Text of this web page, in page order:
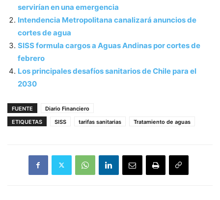
servirían en una emergencia
Intendencia Metropolitana canalizará anuncios de
cortes de agua
SISS formula cargos a Aguas Andinas por cortes de
febrero
Los principales desafíos sanitarios de Chile para el
2030
FUENTE
Diario Financiero
ETIQUETAS
SISS tarifas sanitarias Tratamiento de aguas